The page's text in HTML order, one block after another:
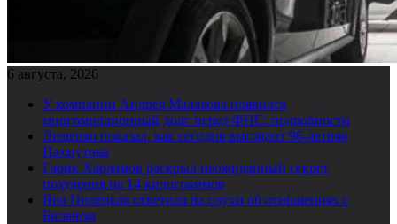
6 августа, 2026
У компании Андрея Малахова появился
многомиллионный долг перед ФНС: подробности
Лещенко показал, как сегодня выглядит 96-летняя
Пахмутова
Гарик Харламов раскрыл неожиданный секрет
похудения на 14 килограммов
Яна Пилецкая ответила на слухи об отношениях с
Биланом